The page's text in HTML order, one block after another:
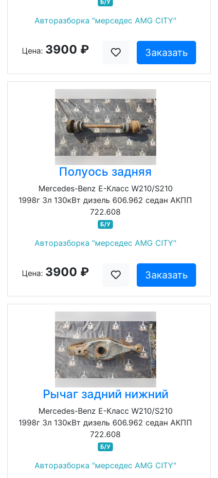
Б/У
Авторазборка "мерседес AMG CITY"
Цена: 3900 ₽ Заказать
Полуось задняя
Mercedes-Benz E-Класс W210/S210
1998г 3л 130кВт дизель 606.962 седан АКПП
722.608
Б/У
Авторазборка "мерседес AMG CITY"
Цена: 3900 ₽ Заказать
Рычаг задний нижний
Mercedes-Benz E-Класс W210/S210
1998г 3л 130кВт дизель 606.962 седан АКПП
722.608
Б/У
Авторазборка "мерседес AMG CITY"